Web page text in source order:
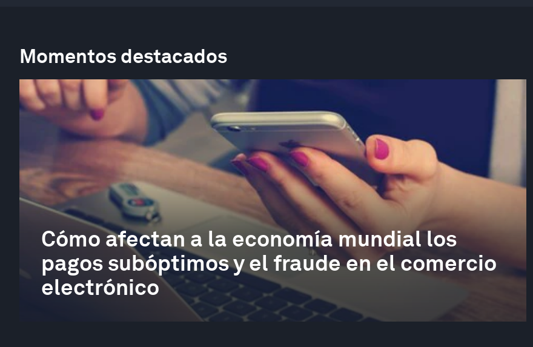
Momentos destacados
Cómo afectan a la economía mundial los
pagos subóptimos y el fraude en el comercio
electrónico